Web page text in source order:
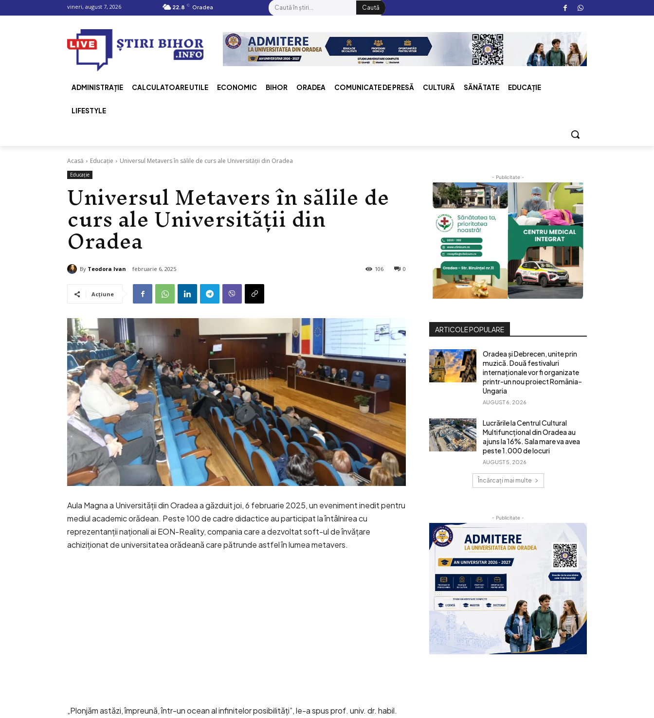
vineri, august 7, 2026 22.8 C Oradea Caută
ADMINISTRAȚIE CALCULATOARE UTILE ECONOMIC BIHOR ORADEA COMUNICATE DE PRESĂ CULTURĂ SĂNĂTATE EDUCAȚIE
LIFESTYLE
Acasă Educație Universul Metavers în sălile de curs ale Universității din Oradea
Educație
Universul Metavers în sălile de
curs ale Universității din
Oradea
By Teodora Ivan februarie 6, 2025 0
106
Acțiune
Aula Magna a Universității din Oradea a găzduit joi, 6 februarie 2025, un eveniment inedit pentru
mediul academic orădean. Peste 100 de cadre didactice au participat la întâlnirea cu
reprezentanții naționali ai EON-Reality, compania care a dezvoltat soft-ul de învățare
achiziționat de universitatea orădeană care pătrunde astfel în lumea metavers.
„Plonjăm astăzi, împreună, într-un ocean al infinitelor posibilități”, le-a spus prof. univ. dr. habil.
- Publicitate -
ARTICOLE POPULARE
Oradea și Debrecen, unite prin
muzică. Două festivaluri
internaționale vor fi organizate
printr-un nou proiect România–
Ungaria
AUGUST 6, 2026
Lucrările la Centrul Cultural
Multifuncțional din Oradea au
ajuns la 16%. Sala mare va avea
peste 1.000 de locuri
AUGUST 5, 2026
Încărcați mai multe
- Publicitate -